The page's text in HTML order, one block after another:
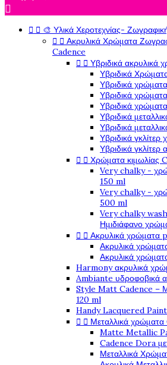

  🎨 Υλικά Χεροτεχνίας-
  Ακρυλικά Χρώματα
Cadence
  Υβριδικά ακρυλικά
Υβριδικά
Υβριδικά
Υβριδικά
Υβριδικά
Υβριδικά
Υβριδικά
Υβριδικά
Υβριδικά
  Χρώματα κιμωλίας
Very chalky -
150 ml
Very chalky -
500 ml
Very chalky
Ημιδιάφανο
  Ακρυλικά χρώματα
Ακρυλικά
Ακρυλικά
Harmony ακρυλικά
Ambiante υδροφοβικά
Style Matt Cadence –
120 ml
Handy Lacquered
  Μεταλλικά
Matte Metallic
Cadence Dora
Μεταλλικά